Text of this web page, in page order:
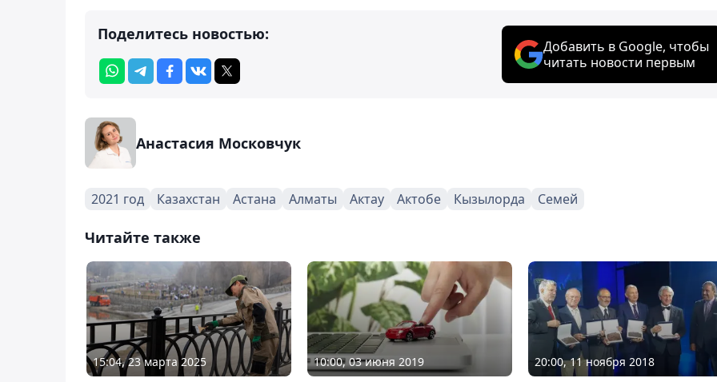
Поделитесь новостью:
Добавить в Google, чтобы
читать новости первым
Анастасия Московчук
2021 год Казахстан Астана Алматы Актау Актобе Кызылорда Семей
Читайте также
15:04, 23 марта 2025 10:00, 03 июня 2019 20:00, 11 ноября 2018